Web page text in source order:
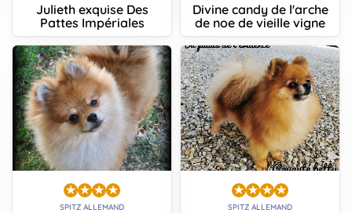
Julieth exquise Des
Pattes Impériales
Divine candy de l'arche
de noe de vieille vigne
SPITZ ALLEMAND SPITZ ALLEMAND